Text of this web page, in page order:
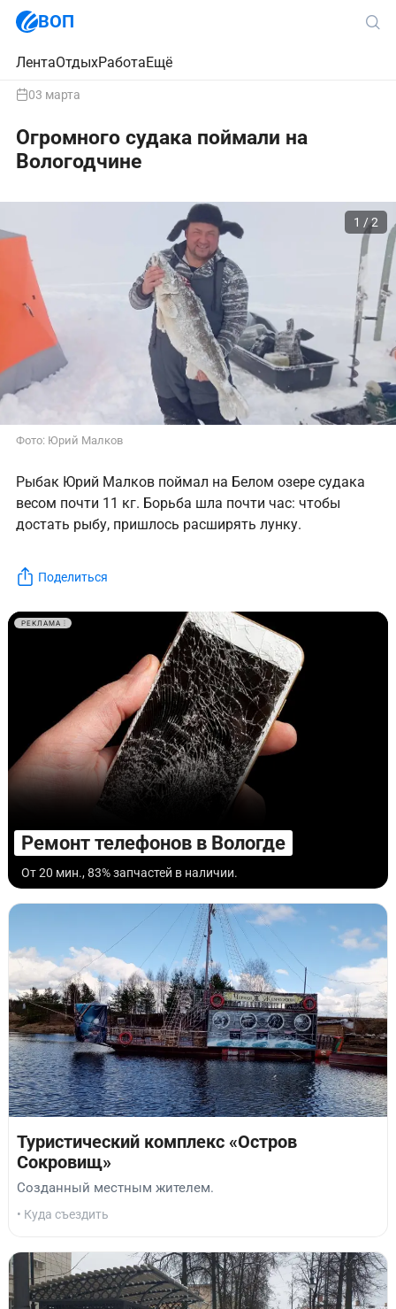
ВОП
ЛентаОтдыхРаботаЕщё
03 марта
Огромного судака поймали на
Вологодчине
Фото: Юрий Малков
1 / 2
Рыбак Юрий Малков поймал на Белом озере судака
весом почти 11 кг. Борьба шла почти час: чтобы
достать рыбу, пришлось расширять лунку.
Поделиться
РЕКЛАМА
Ремонт телефонов в Вологде
От 20 мин., 83% запчастей в наличии.
Туристический комплекс «Остров
Сокровищ»
Созданный местным жителем.
• Куда съездить